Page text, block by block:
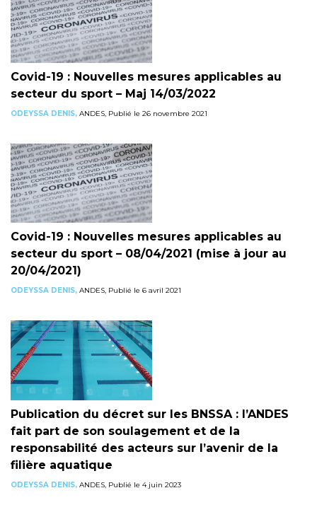
Covid-19 : Nouvelles mesures applicables au
secteur du sport – Maj 14/03/2022
ODEYSSA DENIS, ANDES, Publié le 26 novembre 2021
Covid-19 : Nouvelles mesures applicables au
secteur du sport – 08/04/2021 (mise à jour au
20/04/2021)
ODEYSSA DENIS, ANDES, Publié le 6 avril 2021
Publication du décret sur les BNSSA : l’ANDES
fait part de son soulagement et de la
responsabilité des acteurs sur l’avenir de la
filière aquatique
ODEYSSA DENIS, ANDES, Publié le 4 juin 2023